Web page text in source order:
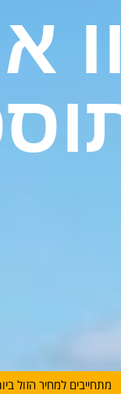
מתחייבים למחיר הזול